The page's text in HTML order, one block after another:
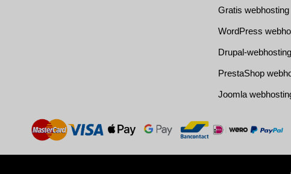
Gratis webhosting
WordPress
Drupal-webhosting
PrestaShop
Joomla